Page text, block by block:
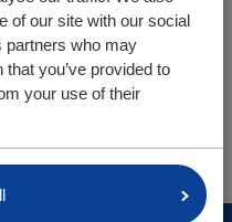
of our site with our social
partners who may
you’ve provided to
your use of their
systems